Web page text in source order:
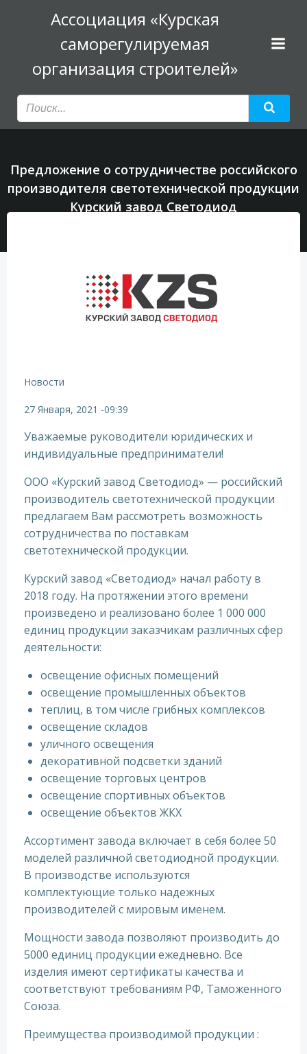
к
содержимому
Ассоциация «Курская
саморегулируемая
организация строителей»
Предложение о сотрудничестве российского
производителя светотехнической продукции
Курский завод Светодиод
Новости
27 Января, 2021 -09:39
Уважаемые руководители юридических и
индивидуальные предприниматели!
ООО «Курский завод Светодиод» — российский
производитель светотехнической продукции
предлагаем Вам рассмотреть возможность
сотрудничества по поставкам
светотехнической продукции.
Курский завод «Светодиод» начал работу в
2018 году. На протяжении этого времени
произведено и реализовано более 1 000 000
единиц продукции заказчикам различных сфер
деятельности:
освещение офисных помещений
освещение промышленных объектов
теплиц, в том числе грибных комплексов
освещение складов
уличного освещения
декоративной подсветки зданий
освещение торговых центров
освещение спортивных объектов
освещение объектов ЖКХ
Ассортимент завода включает в себя более 50
моделей различной светодиодной продукции.
В производстве используются
комплектующие только надежных
производителей с мировым именем.
Мощности завода позволяют производить до
5000 единиц продукции ежедневно. Все
изделия имеют сертификаты качества и
соответствуют требованиям РФ, Таможенного
Союза.
Преимущества производимой продукции :